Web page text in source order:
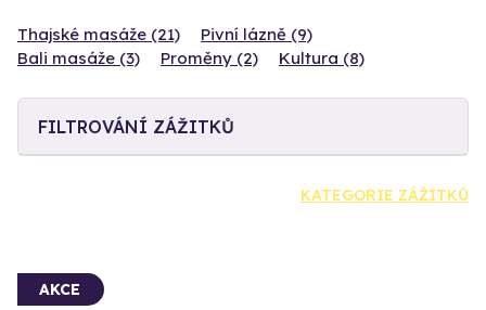
Thajské masáže (21)
Pivní lázně (9)
Bali masáže (3)
Proměny (2) Kultura (8)
FILTROVÁNÍ ZÁŽITKŮ
KATEGORIE ZÁŽITKŮ
AKCE